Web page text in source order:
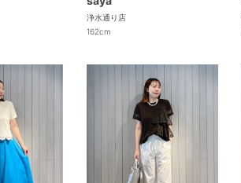
浄水通り店
162cm